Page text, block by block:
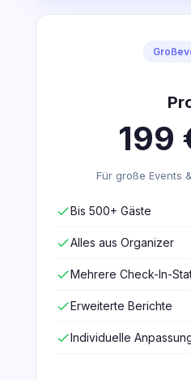
199
Für große Events
checkBis 500+ Gäste
checkAlles aus Organizer
checkMehrere Check-In-
checkErweiterte Berichte
checkIndividuelle